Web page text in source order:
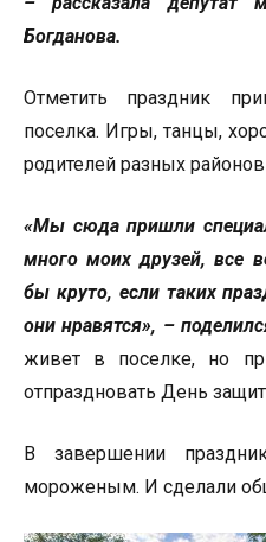
Богданова.
Отметить праздник
поселка. Игры, танцы,
родителей разных районов
«Мы сюда пришли
много моих друзей, все
бы круто, если таких
они нравятся», –
живет в поселке, но
отпраздновать День
В завершении
мороженым. И сделали